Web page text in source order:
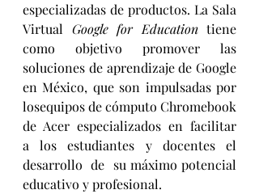
especializadas de productos. La Sala
Virtual Google for Education tiene
como objetivo promover las
soluciones de aprendizaje de Google
en México, que son impulsadas por
losequipos de cómputo Chromebook
de  Acer  especializados  en  facilitar
a  los  estudiantes  y  docentes  el
desarrollo  de  su máximo potencial
educativo y profesional.